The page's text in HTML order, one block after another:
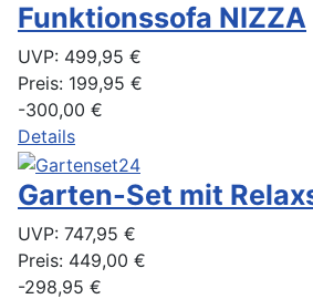
Funktionssofa NIZZA
UVP: 499,95 €
Preis: 199,95 €
-300,00 €
Details
Garten-Set mit
UVP: 747,95 €
Preis: 449,00 €
-298,95 €